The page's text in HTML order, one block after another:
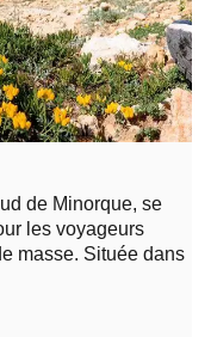
de Minorque, se
les voyageurs
masse. Située dans